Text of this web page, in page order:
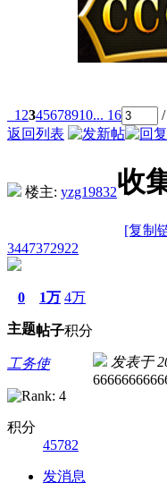
1 2345678910... 16
返回列表
楼主: yzg19832收
[复制
3447372922
0
主题
1万
帖子
4万
积分
工务使
积分
45782
发消息
发表于